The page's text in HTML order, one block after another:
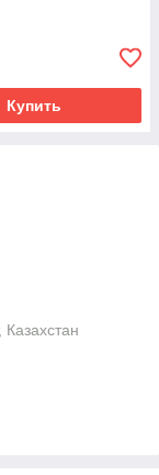
Купить